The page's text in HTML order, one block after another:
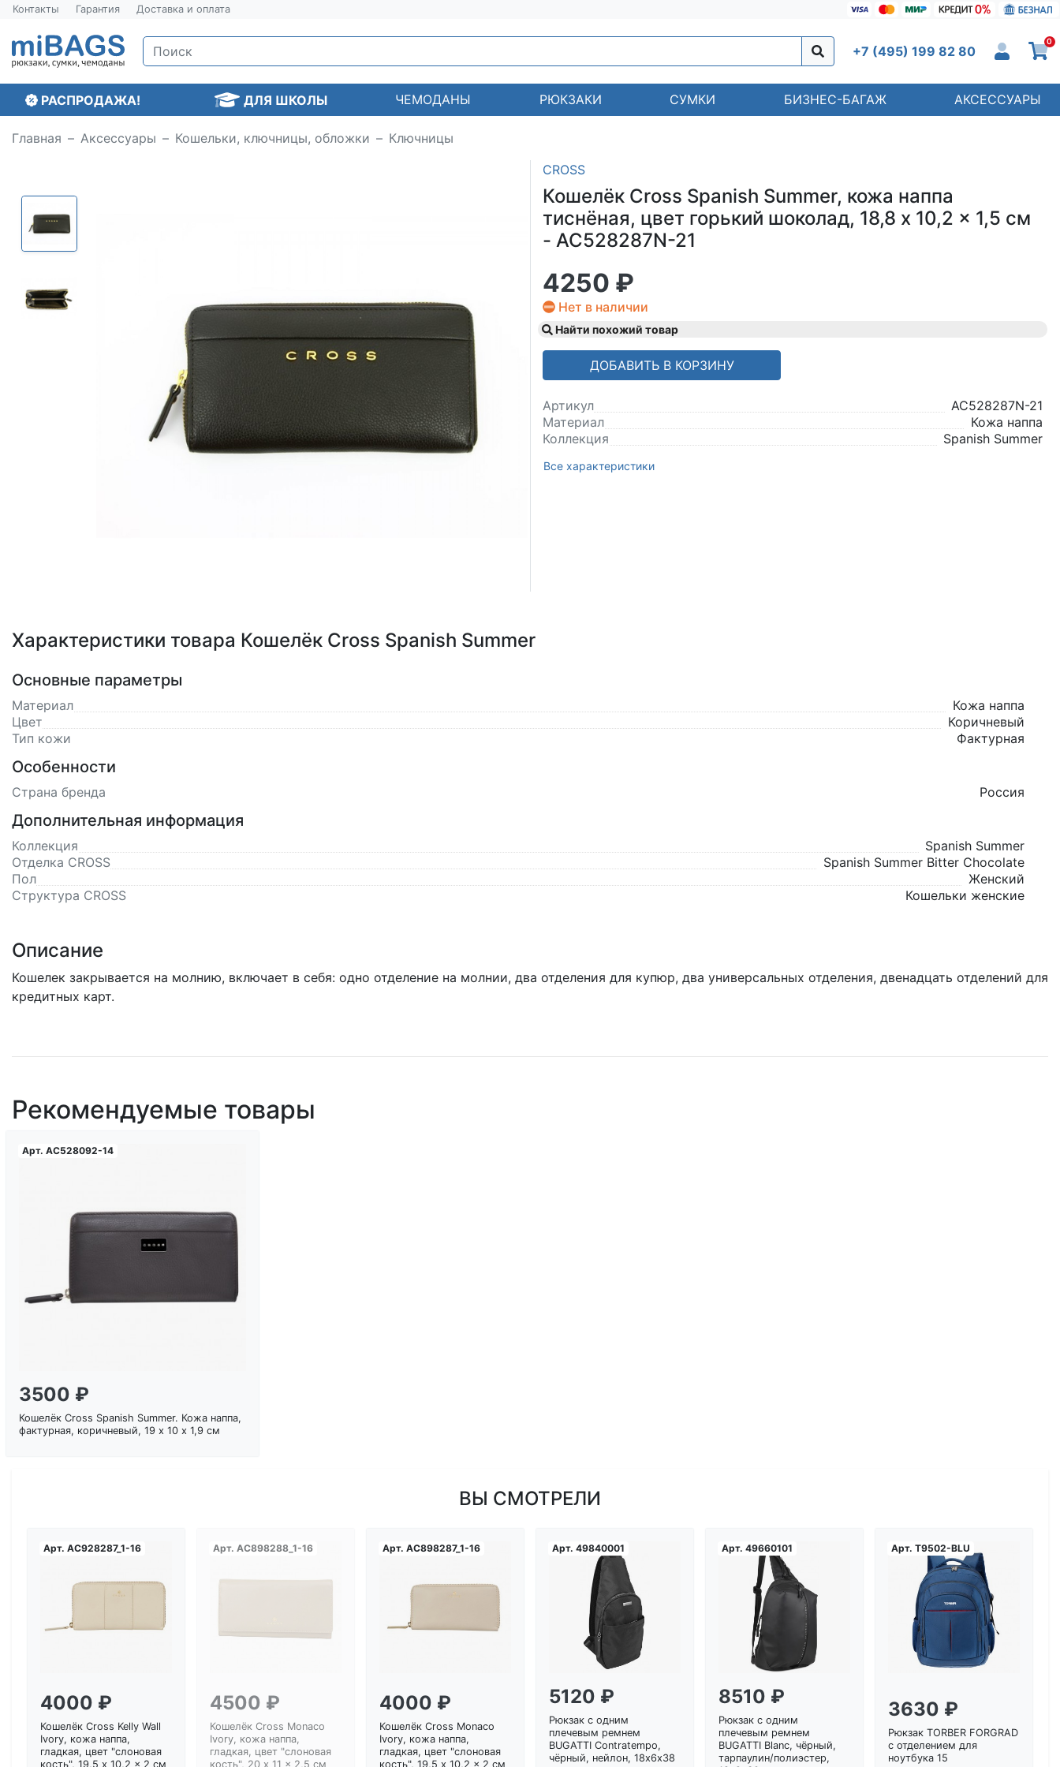
Контакты Гарантия Доставка и оплата
+7 (495) 199 82 80
0
РАСПРОДАЖА! ДЛЯ ШКОЛЫ ЧЕМОДАНЫ РЮКЗАКИ СУМКИ БИЗНЕС-БАГАЖ АКСЕССУАРЫ
Главная Аксессуары Кошельки, ключницы, обложки Ключницы
CROSS
Кошелёк Cross Spanish Summer, кожа наппа
тиснёная, цвет горький шоколад, 18,8 x 10,2 x 1,5 см
- AC528287N-21
4250 ₽
Нет в наличии
Найти похожий товар
ДОБАВИТЬ В КОРЗИНУ
Артикул
AC528287N-21
Материал
Кожа наппа
Коллекция
Spanish Summer
Все характеристики
Характеристики товара Кошелёк Cross Spanish Summer
Основные параметры
Материал
Кожа наппа
Цвет
Коричневый
Тип кожи
Фактурная
Особенности
Страна бренда Россия
Дополнительная информация
Коллекция
Spanish Summer
Отделка CROSS
Spanish Summer Bitter Chocolate
Пол
Женский
Структура CROSS
Кошельки женские
Описание
Кошелек закрывается на молнию, включает в себя: одно отделение на молнии, два отделения для купюр, два универсальных отделения, двенадцать отделений для
кредитных карт.
Рекомендуемые товары
Арт. AC528092-14
Загрузка...
3500 ₽
Кошелёк Cross Spanish Summer. Кожа наппа,
фактурная, коричневый, 19 х 10 х 1,9 см
ВЫ СМОТРЕЛИ
Арт. AC928287_1-16
4000 ₽
Кошелёк Cross Kelly Wall
Ivory, кожа наппа,
гладкая, цвет "слоновая
кость", 19,5 x 10,2 x 2 см
Арт. AC898288_1-16
4500 ₽
Кошелёк Cross Monaco
Ivory, кожа наппа,
гладкая, цвет "слоновая
кость", 20 x 11 x 2,5 см
Арт. AC898287_1-16
4000 ₽
Кошелёк Cross Monaco
Ivory, кожа наппа,
гладкая, цвет "слоновая
кость", 19,5 x 10,2 x 2 см
Арт. 49840001
Загрузка...
5120 ₽
Рюкзак с одним
плечевым ремнем
BUGATTI Contratempo,
чёрный, нейлон, 18х6х38
Арт. 49660101
Загрузка...
8510 ₽
Рюкзак с одним
плечевым ремнем
BUGATTI Blanc, чёрный,
тарпаулин/полиэстер,
Арт. T9502-BLU
Загрузка...
3630 ₽
Рюкзак TORBER FORGRAD
с отделением для
ноутбука 15